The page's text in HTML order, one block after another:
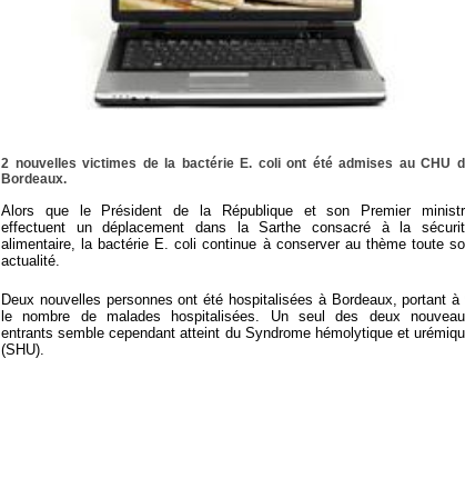
Soins palliatifs: 40 millions de plus en 2016
La journée mondiale des soins palliatifs n'a pas été inutile
2 nouvelles victimes de la bactérie E. coli ont été admises au CHU
Bordeaux.
Alors que le Président de la République et son Premier
effectuent un déplacement dans la Sarthe consacré à la
alimentaire, la bactérie E. coli continue à conserver au thème toute
actualité.
Deux nouvelles personnes ont été hospitalisées à Bordeaux, portant à
le nombre de malades hospitalisées. Un seul des deux
entrants semble cependant atteint du Syndrome hémolytique et
(SHU).